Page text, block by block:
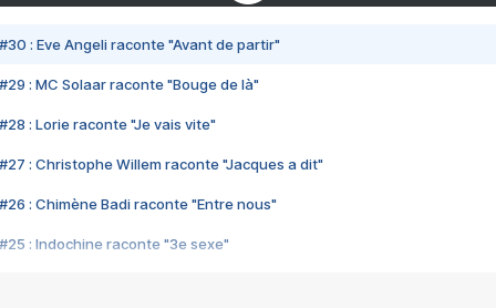
#30 : Eve Angeli raconte "Avant de partir"
#29 : MC Solaar raconte "Bouge de là"
#28 : Lorie raconte "Je vais vite"
#27 : Christophe Willem raconte "Jacques a dit"
#26 : Chimène Badi raconte "Entre nous"
#25 : Indochine raconte "3e sexe"